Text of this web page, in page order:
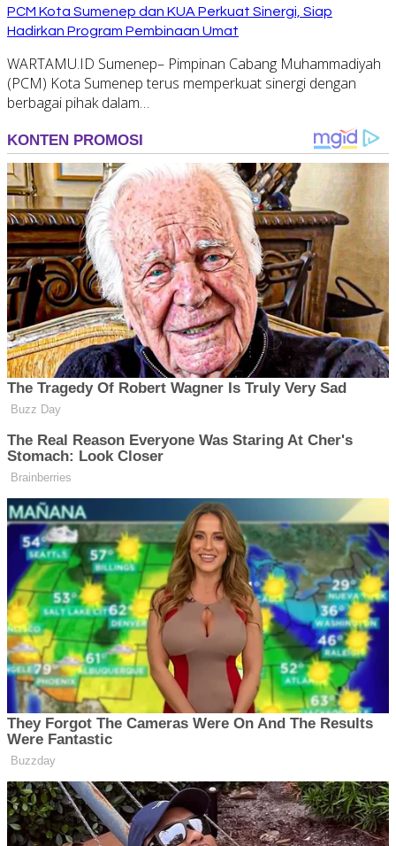
PCM Kota Sumenep dan KUA Perkuat Sinergi, Siap
Hadirkan Program Pembinaan Umat
WARTAMU.ID Sumenep– Pimpinan Cabang Muhammadiyah
(PCM) Kota Sumenep terus memperkuat sinergi dengan
berbagai pihak dalam…